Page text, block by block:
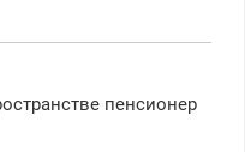
пенсионер